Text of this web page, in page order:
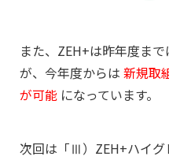
また、ZEH+は昨年度ま
が、今年度からは 新規取
が可能 になっています。
次回は「Ⅲ）ZEH+ハイグ